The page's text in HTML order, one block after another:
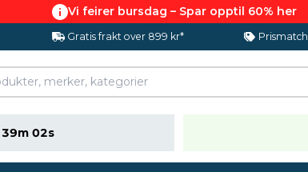
Vi feirer bursdag – Spar opptil 60% her
Gratis frakt over 899 kr* Prismatch
01s